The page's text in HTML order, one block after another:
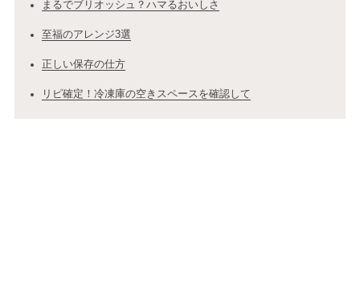
まるでブリオッシュ？ハマるおいしさ
至福のアレンジ3選
正しい保存の仕方
リピ確定！冷凍庫の空きスペースを確認して